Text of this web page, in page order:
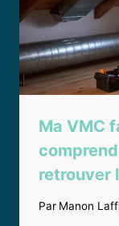
Ma VMC
retrouver
Par Manon